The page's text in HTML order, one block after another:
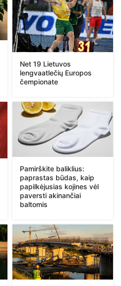
Net 19 Lietuvos
lengvaatlečių Europos
čempionate
Pamirškite baliklius:
paprastas būdas, kaip
papilkėjusias kojines vėl
paversti akinančiai
baltomis